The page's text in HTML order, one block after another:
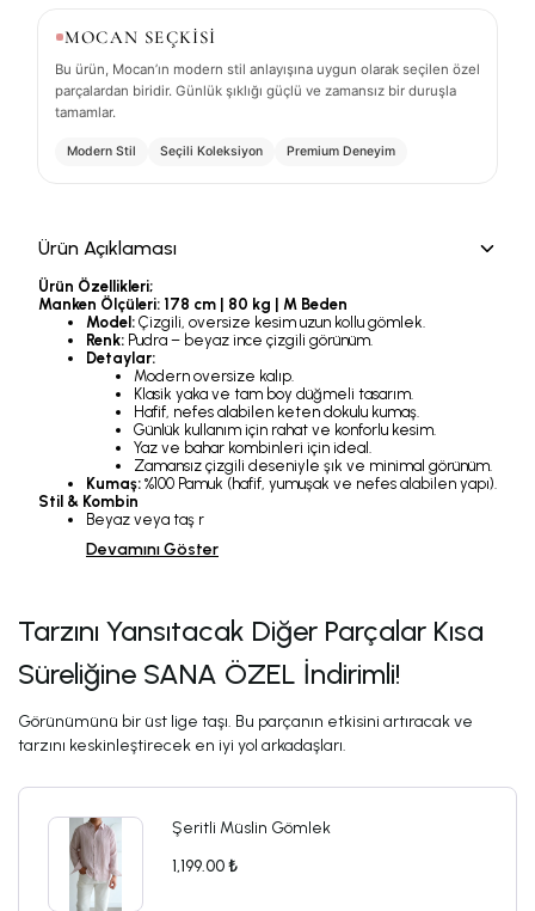
MOCAN SEÇKİSİ
Bu ürün, Mocan’ın modern stil anlayışına uygun olarak seçilen özel
parçalardan biridir. Günlük şıklığı güçlü ve zamansız bir duruşla
tamamlar.
Modern Stil Seçili Koleksiyon Premium Deneyim
Ürün Açıklaması
Ürün Özellikleri;
Manken Ölçüleri: 178 cm | 80 kg | M Beden
Model: Çizgili, oversize kesim uzun kollu gömlek.
Renk: Pudra – beyaz ince çizgili görünüm.
Detaylar:
Modern oversize kalıp.
Klasik yaka ve tam boy düğmeli tasarım.
Hafif, nefes alabilen keten dokulu kumaş.
Günlük kullanım için rahat ve konforlu kesim.
Yaz ve bahar kombinleri için ideal.
Zamansız çizgili deseniyle şık ve minimal görünüm.
Kumaş: %100 Pamuk (hafif, yumuşak ve nefes alabilen yapı).
Stil & Kombin
Beyaz veya taş r
Devamını Göster
Tarzını Yansıtacak Diğer Parçalar Kısa
Süreliğine SANA ÖZEL İndirimli!
Görünümünü bir üst lige taşı. Bu parçanın etkisini artıracak ve
tarzını keskinleştirecek en iyi yol arkadaşları.
Şeritli Müslin Gömlek
1,199.00 ₺